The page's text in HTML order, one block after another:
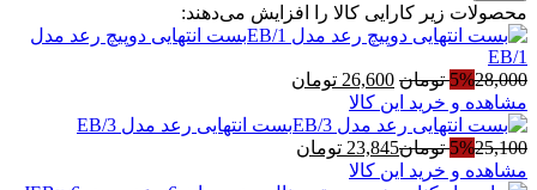
محصولات زیر کارایی کالا را افزایش می‌دهند:
بست انتهایی دوپیچ رعد مدل
EB/1
5%28,000 تومان قیمت
اصلی
28,000 تومان
بود.
26,600 تومان
26,600 تومان
مشاهده و خرید این کالا
بست انتهایی رعد مدل EB/3
5%25,100 تومان23,845 تومان
مشاهده و خرید این کالا